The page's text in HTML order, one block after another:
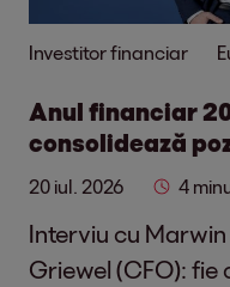
Investitor financiar
Anul financiar
consolidează
20 iul. 2026 4
Interviu cu Marwin
Griewel (CFO):